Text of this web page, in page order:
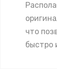
что
быстро